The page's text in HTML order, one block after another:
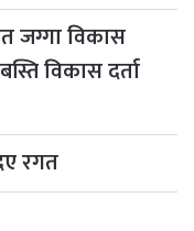
जग्गा विकास
विकास दर्ता
रगत